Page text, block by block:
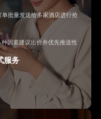
批量发送给多家酒店进行抢
因素建议出价并优先推送性
服务